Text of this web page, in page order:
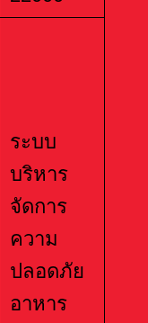
ระบบ
บริหาร
จัดการ
ความ
ปลอดภัย
อาหาร